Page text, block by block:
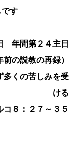
す
年間第２４主日
の説教の再録）
多くの苦しみを受
ける
コ８：２７～３５